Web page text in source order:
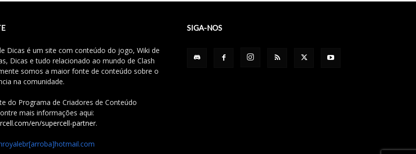
Dicas é um site com conteúdo do jogo, Wiki de
Dicas e tudo relacionado ao mundo de Clash
somos a maior fonte de conteúdo sobre o
na comunidade.
do Programa de Criadores de Conteúdo
mais informações aqui:
en/supercell-partner.
SIGA-NOS